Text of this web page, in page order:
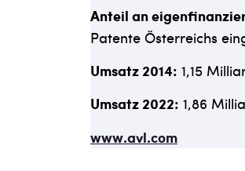
Anteil an
Patente Österreichs
Umsatz 2014: 1,15
Umsatz 2022: 1,86
www.avl.com